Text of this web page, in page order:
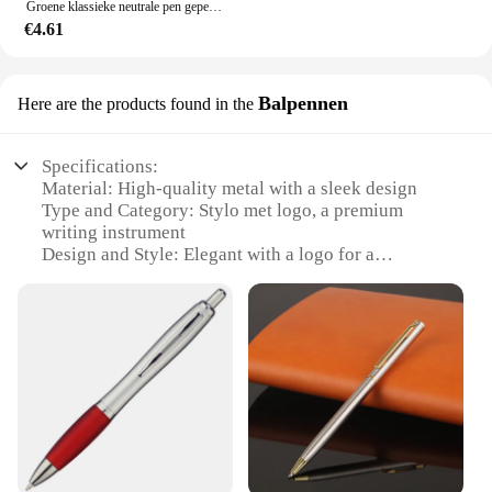
Groene klassieke neutrale pen gepersonaliseerde maatwerk logo gravure naam zakelijk kantoor handtekening pen reclame geschenken pen
€4.61
Here are the products found in the Balpennen
Specifications:
Material: High-quality metal with a sleek design
Type and Category: Stylo met logo, a premium
writing instrument
Design and Style: Elegant with a logo for a
Usage and Purpose: Ideal for various writing tasks,
from notes to signatures
Performance and Property: Smooth writing with a
reliable ink flow
Parts and Accessories: Comes with a set of
additional stylo met logos for versatility
Features:
|Wholesale|Vendors|